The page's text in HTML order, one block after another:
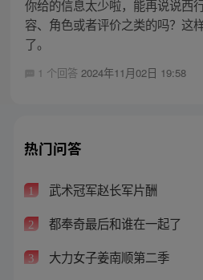
你给的信息太少啦，能再说说西
容、角色或者评价之类的吗？这
了。
1 个回答 2024年11月02日 19:58
热门问答
1 武术冠军赵长军片酬
2 都奉奇最后和谁在一起了
3 大力女子姜南顺第二季